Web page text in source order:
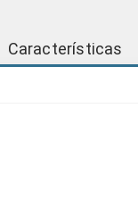
Características